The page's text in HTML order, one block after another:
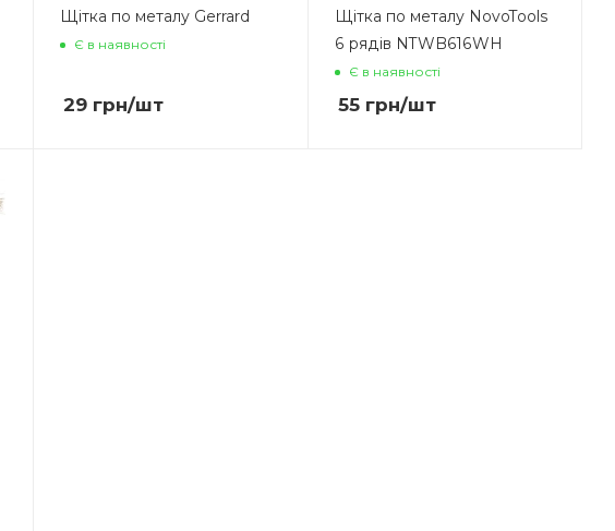
Щітка по металу Gerrard
Є в наявності
29 грн/шт
Щітка по металу NovoTools
6 рядів NTWB616WH
Є в наявності
55грн/шт